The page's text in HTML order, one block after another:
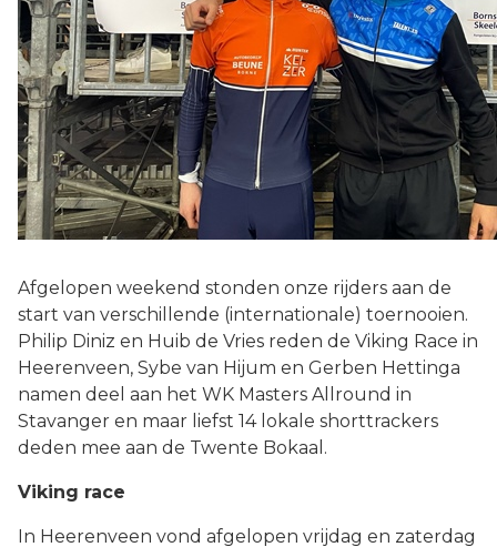
Afgelopen weekend stonden onze rijders aan de
start van verschillende (internationale) toernooien.
Philip Diniz en Huib de Vries reden de Viking Race in
Heerenveen, Sybe van Hijum en Gerben Hettinga
namen deel aan het WK Masters Allround in
Stavanger en maar liefst 14 lokale shorttrackers
deden mee aan de Twente Bokaal.
Viking race
In Heerenveen vond afgelopen vrijdag en zaterdag